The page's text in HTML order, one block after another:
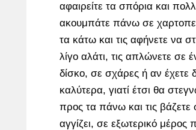
αφαιρείτε τα σπόρια και
ακουμπάτε πάνω σε
τα κάτω και τις αφήνετε να
λίγο αλάτι, τις απλώνετε σε
δίσκο, σε σχάρες ή αν έχετε
καλύτερα, γιατί έτσι θα
προς τα πάνω και τις βάζετε
αγγίζει, σε εξωτερικό μέρος